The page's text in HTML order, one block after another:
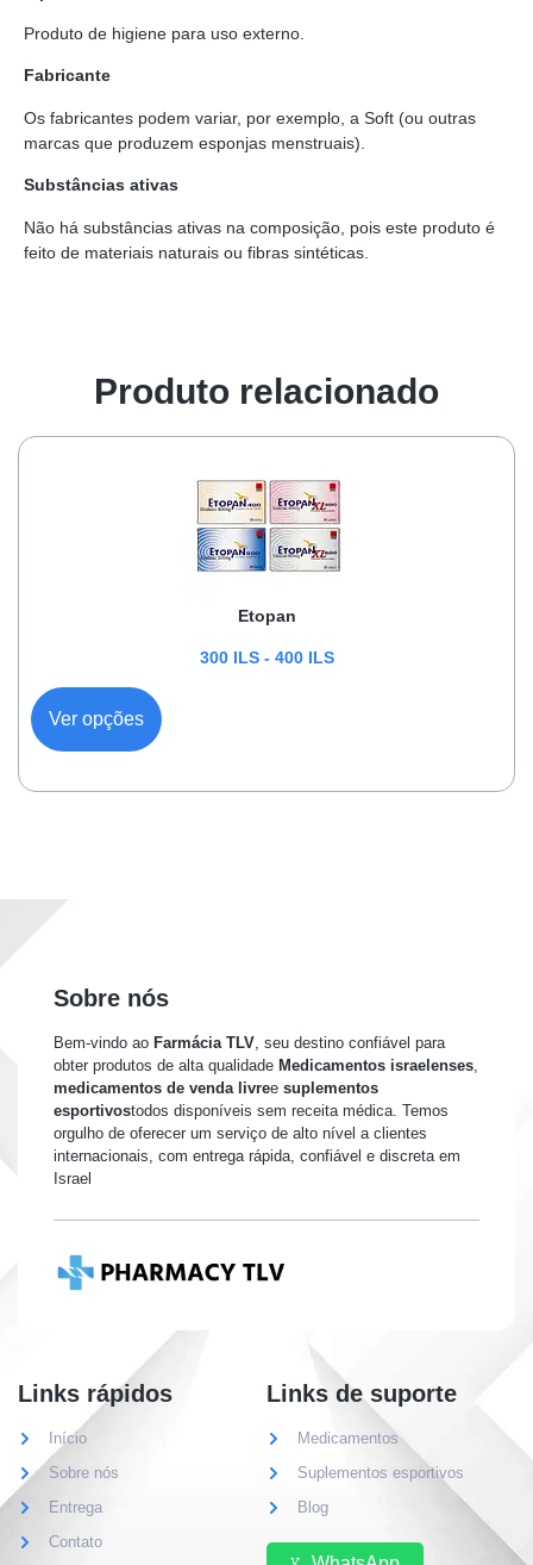
Produto de higiene para uso externo.
Fabricante
Os fabricantes podem variar, por exemplo, a Soft (ou outras
marcas que produzem esponjas menstruais).
Substâncias ativas
Não há substâncias ativas na composição, pois este produto é
feito de materiais naturais ou fibras sintéticas.
Produto relacionado
Etopan
300 ILS - 400 ILS
Ver opções
Sobre nós
Bem-vindo ao Farmácia TLV, seu destino confiável para
obter produtos de alta qualidade Medicamentos israelenses,
medicamentos de venda livree suplementos
esportivostodos disponíveis sem receita médica. Temos
orgulho de oferecer um serviço de alto nível a clientes
internacionais, com entrega rápida, confiável e discreta em
Israel
Links rápidos
Início
Sobre nós
Entrega
Contato
Links de suporte
Medicamentos
Suplementos esportivos
Blog